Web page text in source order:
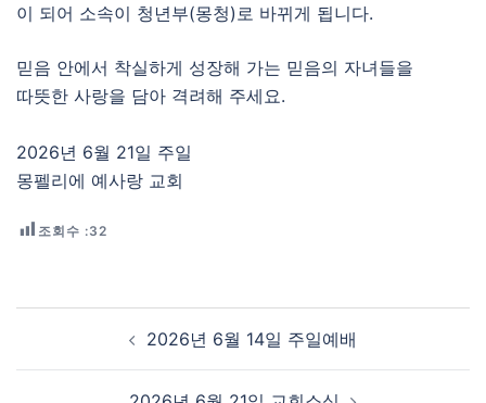
이 되어 소속이 청년부(몽청)로 바뀌게 됩니다.
믿음 안에서 착실하게 성장해 가는 믿음의 자녀들을
따뜻한 사랑을 담아 격려해 주세요.
2026년 6월 21일 주일
몽펠리에 예사랑 교회
조회수 :32
Post navigation
2026년 6월 14일 주일예배